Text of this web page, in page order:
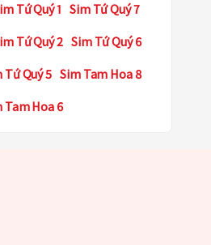
Tứ Quý 1 Sim Tứ Quý 7
Tứ Quý 2 Sim Tứ Quý 6
Tứ Quý 5 Sim Tam Hoa 8
Tam Hoa 6